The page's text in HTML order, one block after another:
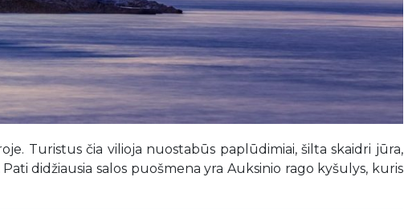
Turistus čia vilioja nuostabūs paplūdimiai, šilta skaidri jūra,
didžiausia salos puošmena yra Auksinio rago kyšulys, kuris